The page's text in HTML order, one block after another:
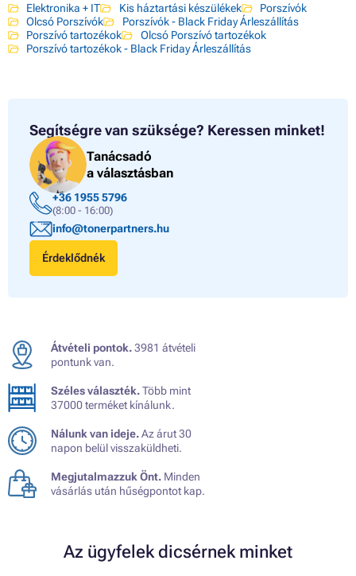
Elektronika + IT Kis háztartási készülékek
Porszívók
Olcsó Porszívók
Porszívók - Black Friday Árleszállítás
Porszívó tartozékok
Olcsó Porszívó tartozékok
Porszívó tartozékok - Black Friday Árleszállítás
Segítségre van szüksége? Keressen minket!
Tanácsadó
a választásban
+36 1955 5796
(8:00 - 16:00)
info@tonerpartners.hu
Érdeklődnék
Átvételi pontok.3981 átvételi
pontunk van.
Széles választék.Több mint
37000 terméket kínálunk.
Nálunk van ideje.Az árut 30
napon belül visszaküldheti.
Megjutalmazzuk Önt. Minden
vásárlás után hűségpontot kap.
Az ügyfelek dicsérnek minket